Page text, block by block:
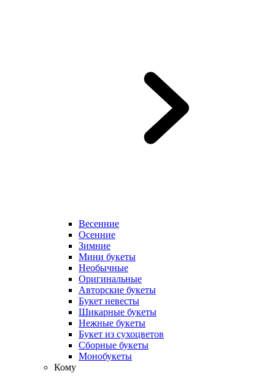
Весенние
Осенние
Зимние
Мини букеты
Необычные
Оригинальные
Авторские букеты
Букет невесты
Шикарные букеты
Нежные букеты
Букет из сухоцветов
Сборные букеты
Монобукеты
Кому